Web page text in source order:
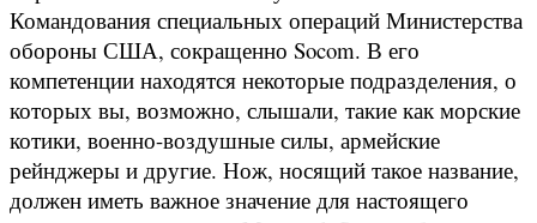
Командования специальных операций Министерства
обороны США, сокращенно Socom. В его
компетенции находятся некоторые подразделения, о
которых вы, возможно, слышали, такие как морские
котики, военно-воздушные силы, армейские
рейнджеры и другие. Нож, носящий такое название,
должен иметь важное значение для настоящего